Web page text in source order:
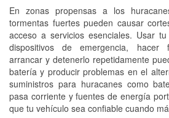
En zonas propensas a los
tormentas fuertes pueden causar
acceso a servicios esenciales. Usar
dispositivos de emergencia, hacer
arrancar y detenerlo repetidamente
batería y producir problemas en el
suministros para huracanes como
pasa corriente y fuentes de energía
que tu vehículo sea confiable cuando
freno
Mangueras hidráulicas
Hurricane Supplies
Tornado Supplies
Conoce más